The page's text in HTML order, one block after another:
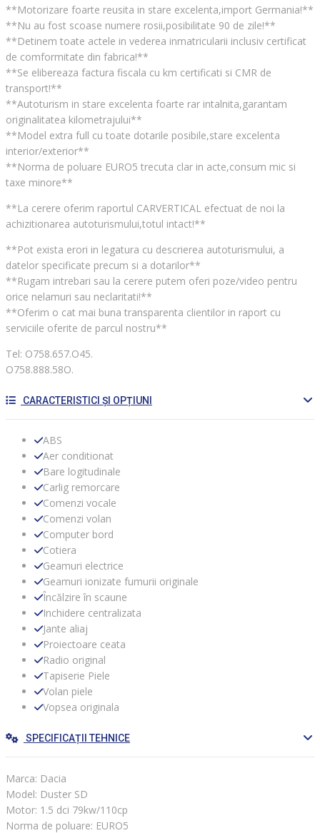
**Motorizare foarte reusita in stare excelenta,import Germania!**
**Nu au fost scoase numere rosii,posibilitate 90 de zile!**
**Detinem toate actele in vederea inmatricularii inclusiv certificat
de comformitate din fabrica!**
**Se elibereaza factura fiscala cu km certificati si CMR de
transport!**
**Autoturism in stare excelenta foarte rar intalnita,garantam
originalitatea kilometrajului**
**Model extra full cu toate dotarile posibile,stare excelenta
interior/exterior**
**Norma de poluare EURO5 trecuta clar in acte,consum mic si
taxe minore**
**La cerere oferim raportul CARVERTICAL efectuat de noi la
achizitionarea autoturismului,totul intact!**
**Pot exista erori in legatura cu descrierea autoturismului, a
datelor specificate precum si a dotarilor**
**Rugam intrebari sau la cerere putem oferi poze/video pentru
orice nelamuri sau neclaritati!**
**Oferim o cat mai buna transparenta clientilor in raport cu
serviciile oferite de parcul nostru**
Tel: O758.657.O45.
O758.888.58O.
CARACTERISTICI ȘI OPȚIUNI
ABS
Aer conditionat
Bare logitudinale
Carlig remorcare
Comenzi vocale
Comenzi volan
Computer bord
Cotiera
Geamuri electrice
Geamuri ionizate fumurii originale
Încălzire în scaune
Inchidere centralizata
Jante aliaj
Proiectoare ceata
Radio original
Tapiserie Piele
Volan piele
Vopsea originala
SPECIFICAȚII TEHNICE
Marca: Dacia
Model: Duster SD
Motor: 1.5 dci 79kw/110cp
Norma de poluare: EURO5